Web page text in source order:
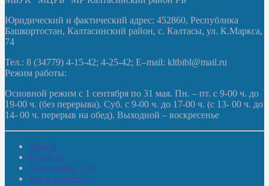
Юридический и фактический адрес: 452860, Республика
Башкортостан, Калтасинский район, с. Калтасы, ул. К.Маркса,
74
Тел.: 8 (34779) 4-15-42; 4-25-42; E–mail: kltbibl@mail.ru
Режим работы:
Основной режим с 1 сентября по 31 мая. Пн. – пт. с 9-00 ч. до
19-00 ч. (без перерыва). Суб. с 9-00 ч. до 17-00 ч. (с 13- 00 ч. до
14- 00 ч. перерыв на обед). Выходной – воскресенье
Домой
Новости
Документы. Все
Мы в соцсетях